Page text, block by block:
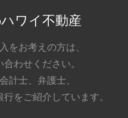
ハワイ不動産
をお考えの方は、
わせください。
計士、弁護士、
をご紹介しています。